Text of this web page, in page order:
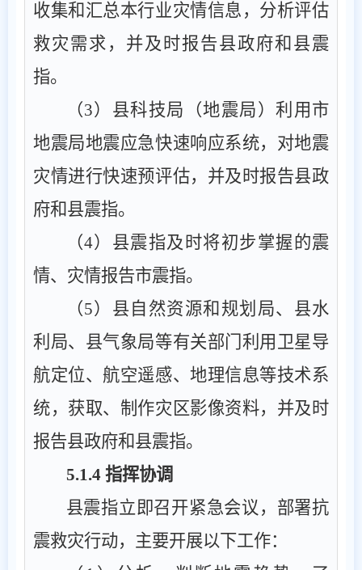
收集和汇总本行业灾情信息，分析评估
救灾需求，并及时报告县政府和县震
指。
（3）县科技局（地震局 ）利用市
地震局地震应急快速响应系统，对地震
灾情进行快速预评估，并及时报告县政
府和县震指。
（4）县震指及时将初步掌握的震
情、灾情报告市震指。
（5）县自然资源和规划 局、县水
利局、县气象局等有关部门利用卫星导
航定位、航空遥感、地理信息等技术系
统，获取、制作灾区影像资料，并及时
报告县政府和县震指。
5.1.4 指挥协调
县震指立即召开紧急会议，部署抗
震救灾行动，主要开展以下工作：